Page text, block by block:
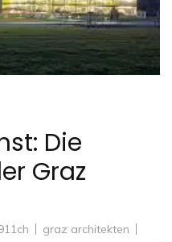
Die
Graz
graz architekten